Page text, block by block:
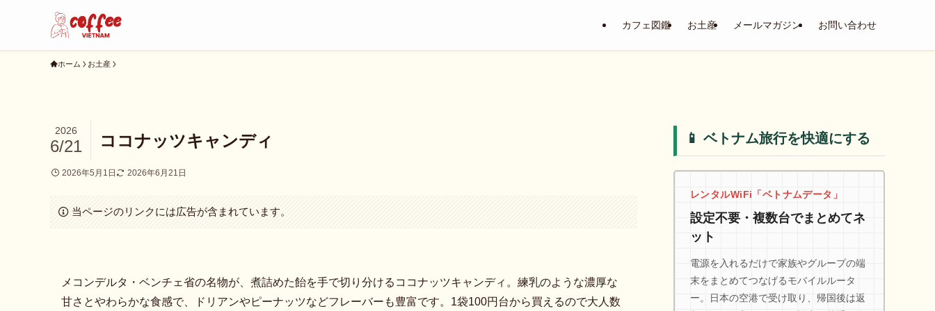
カフェ図鑑 お土産 メールマガジン お問い合わせ
ホーム お土産
ココナッツキャンディ
2026
6/21
2026年5月1日 2026年6月21日
当ページのリンクには広告が含まれています。
メコンデルタ・ベンチェ省の名物が、煮詰めた飴を手で切り分けるココナッツキャンディ。練乳のような濃厚な
甘さとやわらかな食感で、ドリアンやピーナッツなどフレーバーも豊富です。1袋100円台から買えるので大人数
📱 ベトナム旅行を快適にする
レンタルWiFi「ベトナムデータ」
設定不要・複数台でまとめてネ
ット
電源を入れるだけで家族やグループの端
末をまとめてつなげるモバイルルータ
ー。日本の空港で受け取り、帰国後は返